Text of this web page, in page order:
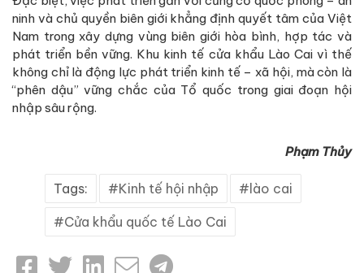
ninh và chủ quyền biên giới khẳng định quyết tâm của Việt
Nam trong xây dựng vùng biên giới hòa bình, hợp tác và
phát triển bền vững. Khu kinh tế cửa khẩu Lào Cai vì thế
không chỉ là động lực phát triển kinh tế – xã hội, mà còn là
“phên dậu” vững chắc của Tổ quốc trong giai đoạn hội
nhập sâu rộng.
Phạm Thủy
Tags: Kinh tế hội nhập lào cai
Cửa khẩu quốc tế Lào Cai